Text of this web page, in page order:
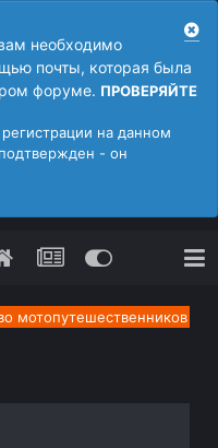
необходимо
почты, которая была
форуме. ПРОВЕРЯЙТЕ
на данном
- он